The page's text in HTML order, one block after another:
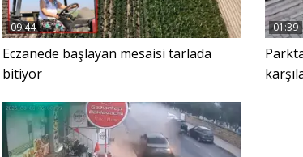
09:44
Eczanede başlayan mesaisi tarlada
bitiyor
01:39